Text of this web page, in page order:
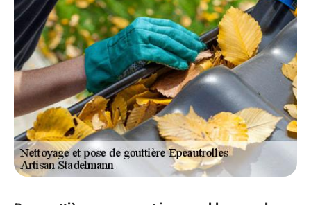
services de notre entreprise que vous soyez un particulier
ou une grande entreprise.